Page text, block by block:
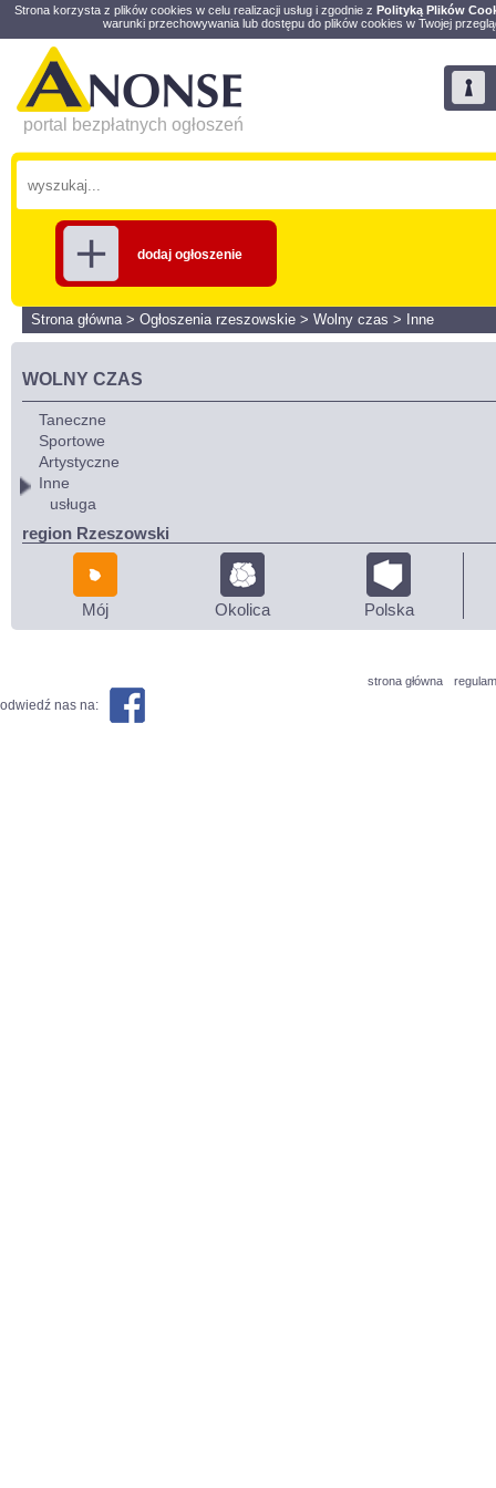
Strona korzysta z plików cookies w celu realizacji usług i zgodnie z Polityką Plików
warunki przechowywania lub dostępu do plików cookies w Twojej
portal bezpłatnych ogłoszeń
dodaj ogłoszenie
Strona główna> Ogłoszenia rzeszowskie > Wolny czas > Inne
WOLNY CZAS
Taneczne
Sportowe
Artystyczne
Inne
usługa
region Rzeszowski
Mój Okolica Polska
strona główna
odwiedź nas na: